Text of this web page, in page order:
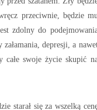
przeciwnie, będzie
zdolny do
depresji, a
całe swoje życie skupić
starał się za wszelką